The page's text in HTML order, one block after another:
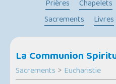
Prières
Chapelets
Sacrements
Livres
La Communion
Sacrements > Eucharistie